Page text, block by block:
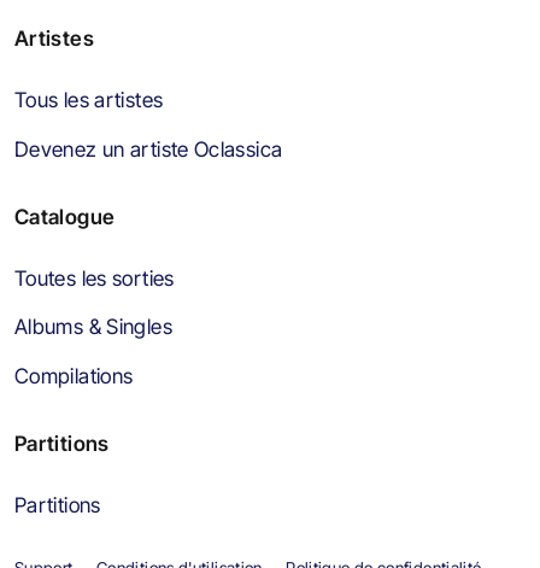
Artistes
Tous les artistes
Devenez un artiste Oclassica
Catalogue
Toutes les sorties
Albums & Singles
Compilations
Partitions
Partitions